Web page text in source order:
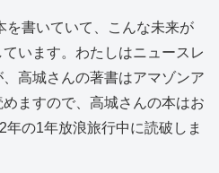
を書いていて、こんな未来が
います。わたしはニュースレ
高城さんの著書はアマゾンア
ますので、高城さんの本はお
の1年放浪旅行中に読破しま